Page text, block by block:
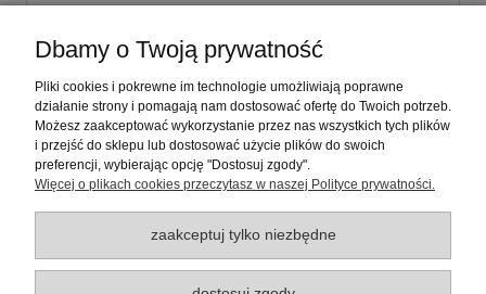
Śruba napędowa 10 3/8 x 13 Mercury (25KM -
70KM) (4U40 BS.PRO)
597,00 zł
zawiera 23% VAT, bez kosztów dostawy
do koszyka
Warunki zakupów
Dbamy o Twoją prywatność
Pliki cookies i pokrewne im technologie umożliwiają poprawne
działanie strony i pomagają nam dostosować ofertę do Twoich potrzeb.
Możesz zaakceptować wykorzystanie przez nas wszystkich tych plików
i przejść do sklepu lub dostosować użycie plików do swoich
preferencji, wybierając opcję "Dostosuj zgody".
Więcej o plikach cookies przeczytasz w naszej Polityce prywatności.
zaakceptuj tylko niezbędne